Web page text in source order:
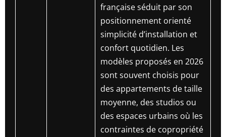
française séduit par son
positionnement orienté
simplicité d’installation et
confort quotidien. Les
modèles proposés en 2026
sont souvent choisis pour
des appartements de taille
moyenne, des studios ou
des espaces urbains où les
contraintes de copropriété